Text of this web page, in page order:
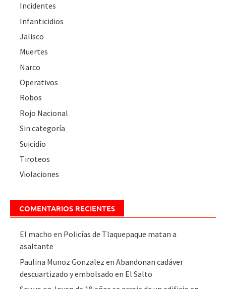
Incidentes
Infanticidios
Jalisco
Muertes
Narco
Operativos
Robos
Rojo Nacional
Sin categoría
Suicidio
Tiroteos
Violaciones
COMENTARIOS RECIENTES
El macho en Policías de Tlaquepaque matan a
asaltante
Paulina Munoz Gonzalez enAbandonan cadáver
descuartizado y embolsado en El Salto